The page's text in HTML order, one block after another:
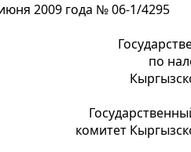
2009 года № 06-1/4295
по
комитет